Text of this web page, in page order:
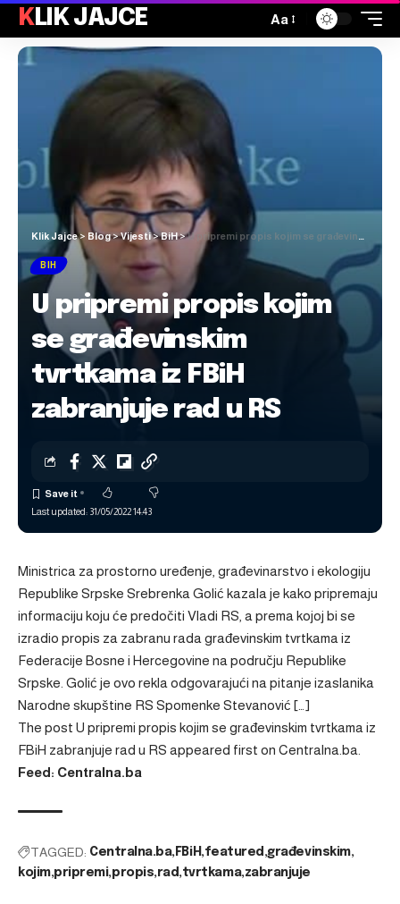
KLIK JAJCE Aa
Klik Jajce> Blog>Vijesti>BiH>U pripremi propis kojim se građevinskim tvrtkama iz FBiH zabranjuje rad u RS
BIH
U pripremi propis kojim
se građevinskim
tvrtkama iz FBiH
zabranjuje rad u RS
Last updated: 31/05/2022 14:43
Ministrica za prostorno uređenje, građevinarstvo i ekologiju
Republike Srpske Srebrenka Golić kazala je kako pripremaju
informaciju koju će predočiti Vladi RS, a prema kojoj bi se
izradio propis za zabranu rada građevinskim tvrtkama iz
Federacije Bosne i Hercegovine na području Republike
Srpske. Golić je ovo rekla odgovarajući na pitanje izaslanika
Narodne skupštine RS Spomenke Stevanović […]
The post U pripremi propis kojim se građevinskim tvrtkama iz
FBiH zabranjuje rad u RS appeared first on Centralna.ba
Feed: Centralna.ba
TAGGED: Centralna.ba FBiH featured građevinskim
kojim pripremi propis rad tvrtkama zabranjuje